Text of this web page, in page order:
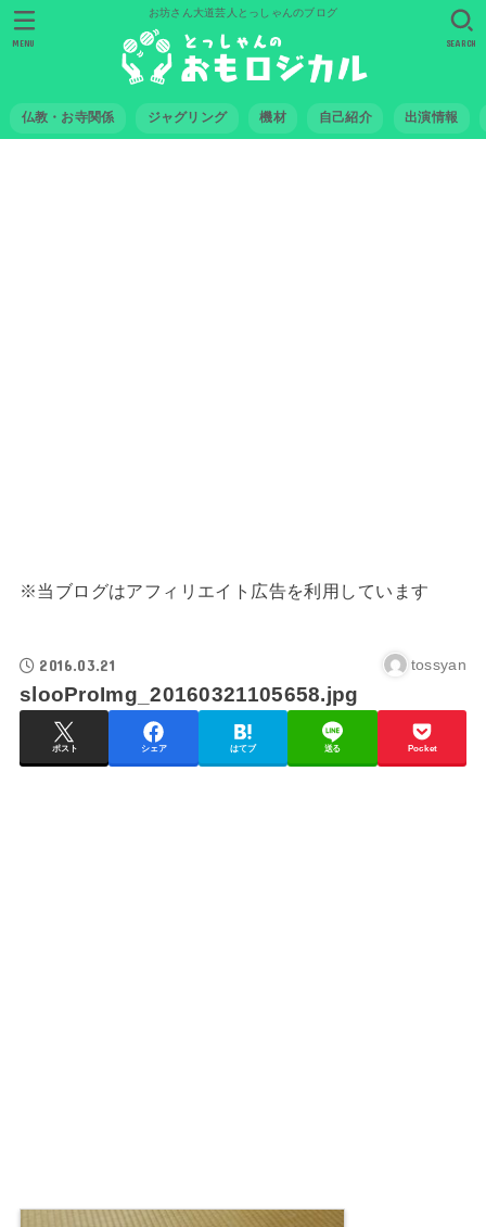
お坊さん大道芸人とっしゃんのブログ
仏教・お寺関係 ジャグリング 機材 自己紹介 出演情報
SEARCH
MENU
※当ブログはアフィリエイト広告を利用しています
2016.03.21 tossyan
slooProImg_20160321105658.jpg
ポスト シェア はてブ 送る Pocket